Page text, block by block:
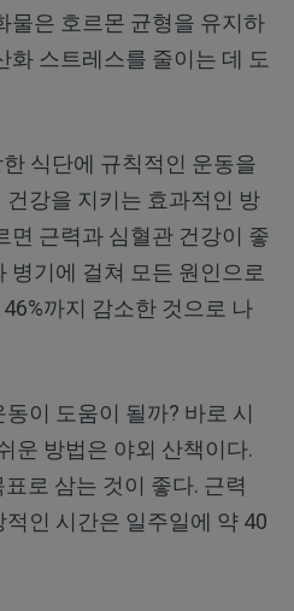
물은 호르몬 균형을 유지하
화 스트레스를 줄이는 데 도
한 식단에 규칙적인 운동을
강을 지키는 효과적인 방
면 근력과 심혈관 건강이 좋
병기에 걸쳐 모든 원인으로
까지 감소한 것으로 나
이 도움이 될까? 바로 시
운 방법은 야외 산책이다.
로 삼는 것이 좋다. 근력
인 시간은 일주일에 약 40